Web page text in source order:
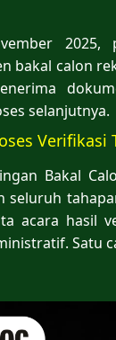
2025,
bakal calon
selanjutnya.
Verifikasi
Bakal
seluruh
acara hasil
Satu